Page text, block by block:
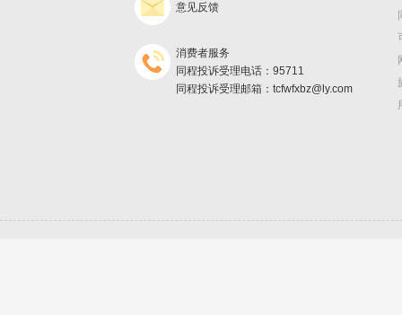
意见反馈
消费者服务
同程投诉受理电话：95711
同程投诉受理邮箱：tcfwfxbz@ly.com